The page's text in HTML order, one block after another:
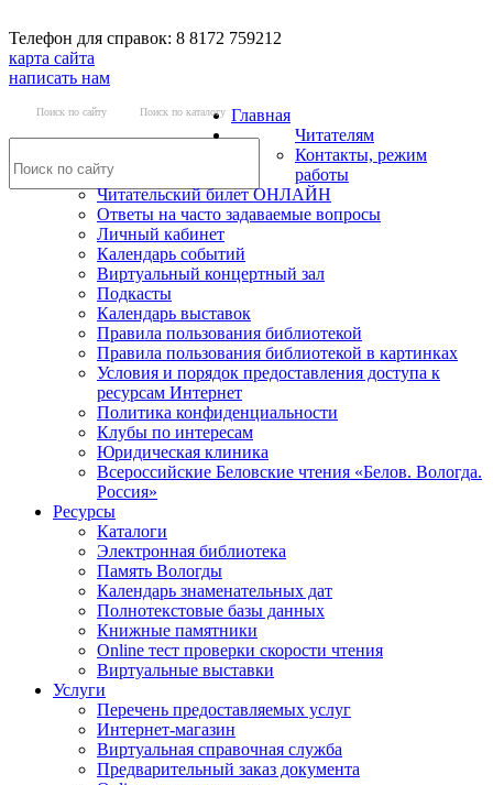
Телефон для справок: 8 8172 759212
карта сайта
написать нам
Поиск по сайту Поиск по каталогу Главная
Читателям
Контакты, режим
работы
Читательский билет ОНЛАЙН
Ответы на часто задаваемые вопросы
Личный кабинет
Календарь событий
Виртуальный концертный зал
Подкасты
Календарь выставок
Правила пользования библиотекой
Правила пользования библиотекой в картинках
Условия и порядок предоставления доступа к
ресурсам Интернет
Политика конфиденциальности
Клубы по интересам
Юридическая клиника
Всероссийские Беловские чтения «Белов. Вологда.
Россия»
Ресурсы
Каталоги
Электронная библиотека
Память Вологды
Календарь знаменательных дат
Полнотекстовые базы данных
Книжные памятники
Online тест проверки скорости чтения
Виртуальные выставки
Услуги
Перечень предоставляемых услуг
Интернет-магазин
Виртуальная справочная служба
Предварительный заказ документа